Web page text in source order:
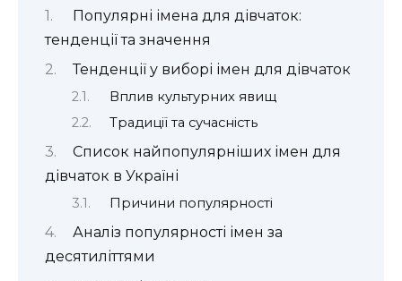
Популярні імена для дівчаток:
тенденції та значення
Тенденції у виборі імен для дівчаток
Вплив культурних явищ
Традиції та сучасність
Список найпопулярніших імен для
дівчаток в Україні
Причини популярності
Аналіз популярності імен за
десятиліттями